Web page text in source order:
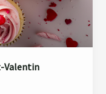
Valentin